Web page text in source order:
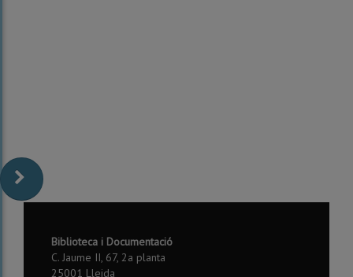
Biblioteca i Documentació
C. Jaume II, 67, 2a planta
25001 Lleida